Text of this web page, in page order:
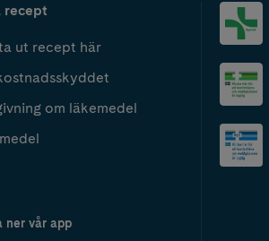
recept
ut recept här
om läkemedel
ner vår app